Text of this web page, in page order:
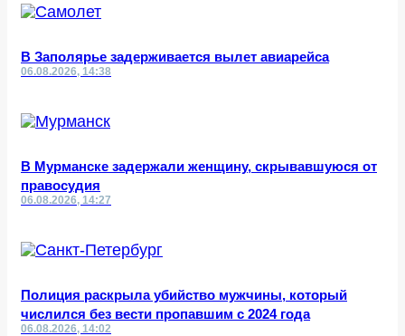
В Заполярье задерживается вылет авиарейса
06.08.2026, 14:38
В Мурманске задержали женщину, скрывавшуюся от
правосудия
06.08.2026, 14:27
Полиция раскрыла убийство мужчины, который
числился без вести пропавшим с 2024 года
06.08.2026, 14:02